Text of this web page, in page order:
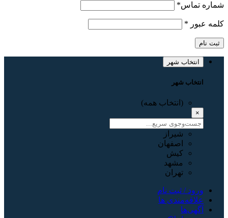
شماره تماس*
کلمه عبور *
ثبت نام
انتخاب شهر
انتخاب شهر
(انتخاب همه)
×
شیراز
اصفهان
کیش
مشهد
تهران
ورود / ثبت نام
علاقه‌مندی ها
آگهی‌ها